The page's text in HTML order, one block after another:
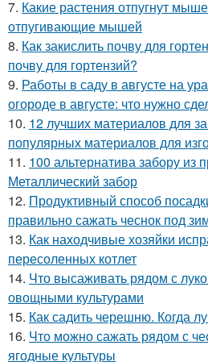
7. Какие растения отпугнут
отпугивающие мышей
8. Как закислить почву для
почву для гортензий?
9. Работы в саду в августе на
огороде в августе: что нужно
10. 12 лучших материалов для
популярных материалов для
11. 100 альтернатива забору из
Металлический забор
12. Продуктивный способ
правильно сажать чеснок под
13. Как находчивые хозяйки
пересоленных котлет
14. Что высаживать рядом с
овощными культурами
15. Как садить черешню. Когда
16. Что можно сажать рядом с
ягодные культуры